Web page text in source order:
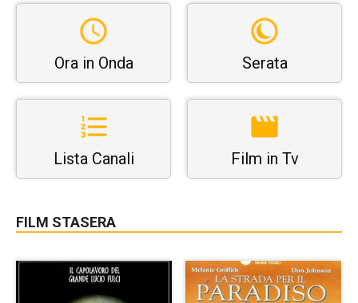
Ora in Onda Serata
Lista Canali Film in Tv
FILM STASERA